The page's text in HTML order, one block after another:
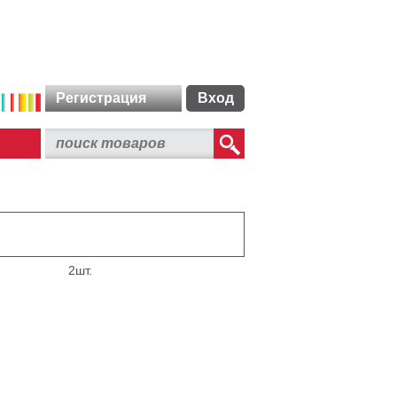
Регистрация Вход
2шт.